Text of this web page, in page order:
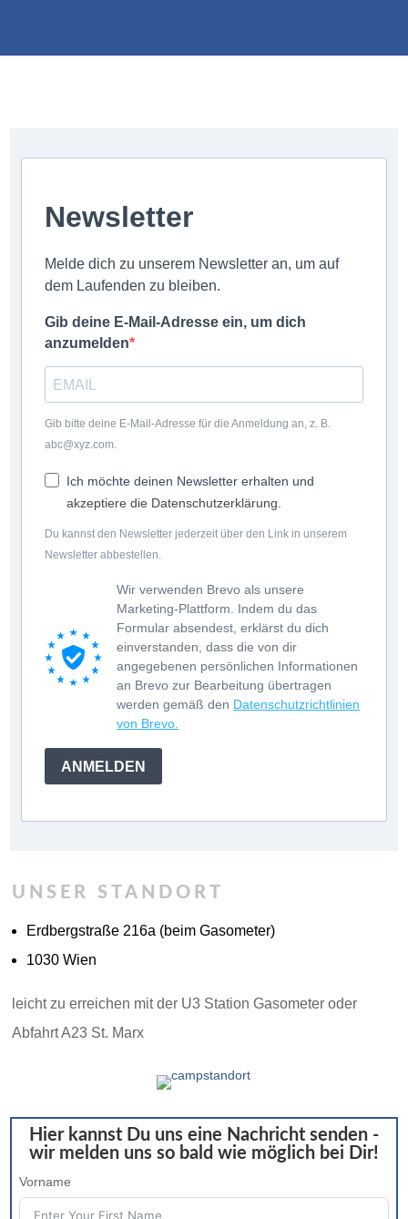
Newsletter
Melde dich zu unserem Newsletter an, um auf
dem Laufenden zu bleiben.
Gib deine E-Mail-Adresse ein, um dich
anzumelden
Gib bitte deine E-Mail-Adresse für die Anmeldung an, z. B.
abc@xyz.com.
Ich möchte deinen Newsletter erhalten und
akzeptiere die Datenschutzerklärung.
Du kannst den Newsletter jederzeit über den Link in unserem
Newsletter abbestellen.
Wir verwenden Brevo als unsere
Marketing-Plattform. Indem du das
Formular absendest, erklärst du dich
einverstanden, dass die von dir
angegebenen persönlichen Informationen
an Brevo zur Bearbeitung übertragen
werden gemäß den Datenschutzrichtlinien
von Brevo.
ANMELDEN
UNSER STANDORT
Erdbergstraße 216a (beim Gasometer)
1030 Wien
leicht zu erreichen mit der U3 Station Gasometer oder
Abfahrt A23 St. Marx
Hier kannst Du uns eine Nachricht senden -
wir melden uns so bald wie möglich bei Dir!
Vorname